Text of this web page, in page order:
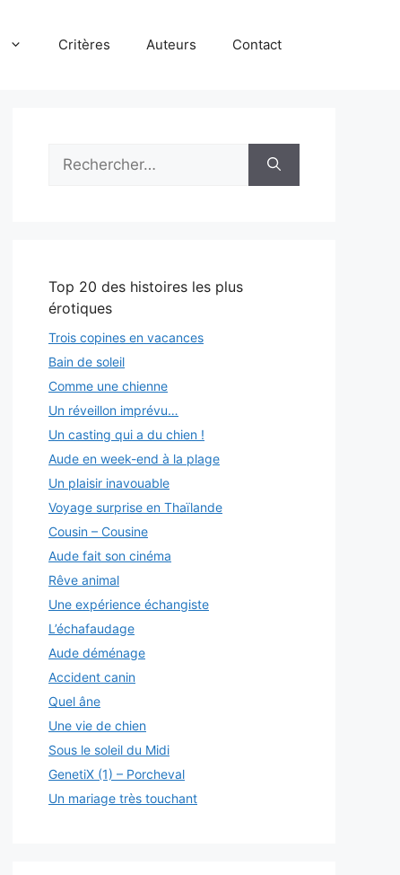
Critères Auteurs Contact
Top 20 des histoires les plus
érotiques
Trois copines en vacances
Bain de soleil
Comme une chienne
Un réveillon imprévu…
Un casting qui a du chien !
Aude en week-end à la plage
Un plaisir inavouable
Voyage surprise en Thaïlande
Cousin – Cousine
Aude fait son cinéma
Rêve animal
Une expérience échangiste
L’échafaudage
Aude déménage
Accident canin
Quel âne
Une vie de chien
Sous le soleil du Midi
GenetiX (1) – Porcheval
Un mariage très touchant